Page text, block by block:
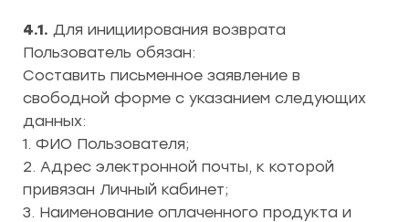
4.1. Для инициирования возврата
Пользователь обязан:
Составить письменное заявление в
свободной форме с указанием следующих
данных:
1. ФИО Пользователя;
2. Адрес электронной почты, к которой
привязан Личный кабинет;
3. Наименование оплаченного продукта и